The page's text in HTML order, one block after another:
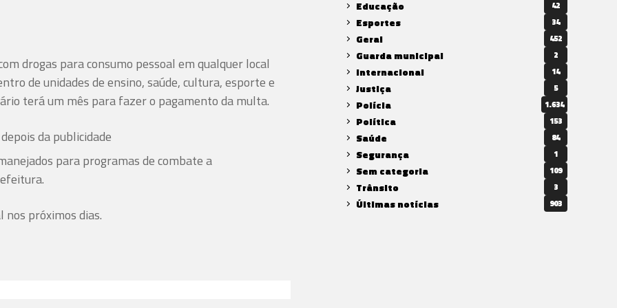
drogas para consumo pessoal em qualquer local
de unidades de ensino, saúde, cultura, esporte e
terá um mês para fazer o pagamento da multa.
da publicidade
para programas de combate a
nos próximos dias.
Educação 42
Esportes 34
Geral 452
Guarda municipal 2
Internacional 14
Justiça 5
Polícia 1.634
Política 153
Saúde 84
Segurança 1
Sem categoria 109
Trânsito 3
Últimas notícias 903